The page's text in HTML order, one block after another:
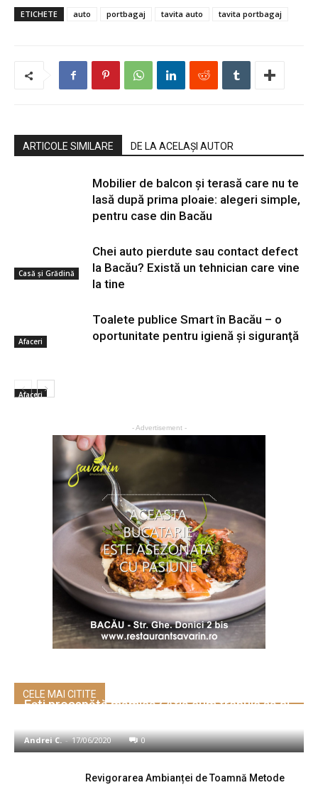
ETICHETE auto portbagaj tavita auto tavita portbagaj
ARTICOLE SIMILARE DE LA ACELAȘI AUTOR
Casă şi Grădină
Mobilier de balcon și terasă care nu te
lasă după prima ploaie: alegeri simple,
pentru case din Bacău
Afaceri
Chei auto pierdute sau contact defect
la Bacău? Există un tehnician care vine
la tine
Afaceri
Toalete publice Smart în Bacău – o
oportunitate pentru igienă şi siguranţă
- Advertisement -
CELE MAI CITITE
Ești proaspătă mămică? Află cum trebuie să ai
Andrei C. - 17/06/2020 0
Revigorarea Ambianței de Toamnă Metode